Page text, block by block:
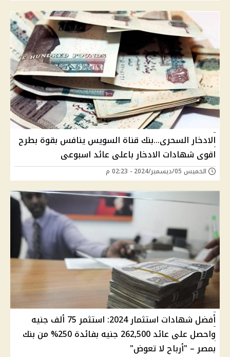
الادخار السحرى...بنك قناة السويس ينافس بقوة بطرح
اقوى شهادات الادخار باعلى عائد اسبوعى
الخميس 05/ديسمبر/2024 - 02:23 م
أفضل شهادات استثمار 2024: استثمر 75 ألف جنيه
واحصل على عائد 262,500 جنيه بفائدة 250% من بنك
بمصر – "أرباح لا تعوض"